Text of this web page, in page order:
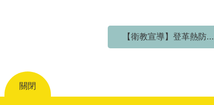
【衛教宣導】登革熱防...
關閉